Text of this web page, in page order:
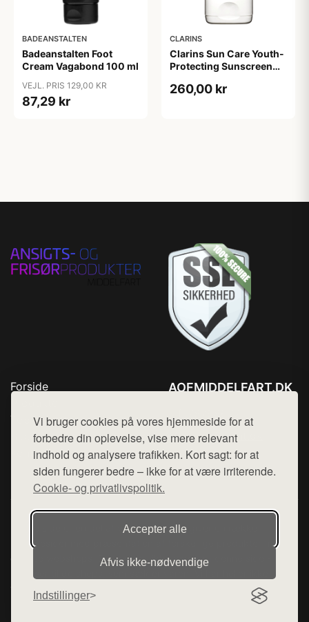
Vi bruger cookies på vores hjemmeside for at
forbedre din oplevelse, vise mere relevant
indhold og analysere trafikken. Kort sagt: for at
siden fungerer bedre – ikke for at være irriterende.
Cookie- og privatlivspolitik.
Accepter alle
Afvis ikke‑nødvendige
Indstillinger
BADEANSTALTEN
Badeanstalten Foot
Cream Vagabond 100 ml
VEJL. PRIS 129,00 KR
87,29 kr
CLARINS
Clarins Sun Care Youth-
Protecting Sunscreen
260,00 kr
Forside
Top Rabatter
Blog
Kontakt
AOFMIDDELFART.DK
Mail: hej@want.dk
Cookie- og privatlivspolitik
Denne side er en del af want.dk, der udgiver en række
hjemmesider med præsentation af forskellige produkter fra
diverse webshops. Der sælges ikke varer fra denne side - vi
varerne på lager.